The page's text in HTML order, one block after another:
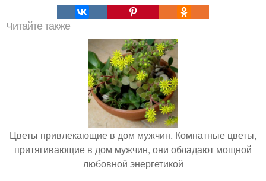
Читайте также
Цветы привлекающие в дом мужчин. Комнатные цветы,
притягивающие в дом мужчин, они обладают мощной
любовной энергетикой